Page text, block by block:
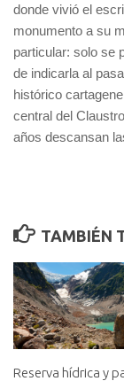
donde vivió el
monumento a su
particular: solo se
de indicarla al
histórico
central del
años descansan
TAMBIÉN
Reserva hídrica y